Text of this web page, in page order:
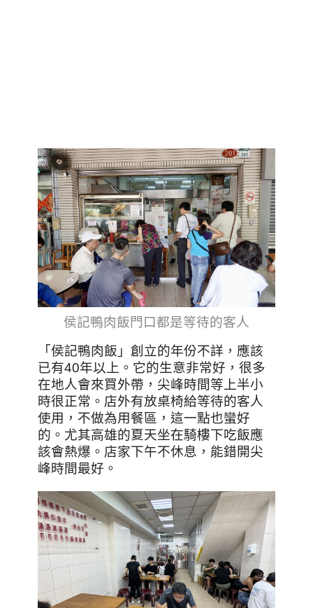
侯記鴨肉飯門口都是等待的客人
「侯記鴨肉飯」創立的年份不詳，應該
已有40年以上。它的生意非常好，很多
在地人會來買外帶，尖峰時間等上半小
時很正常。店外有放桌椅給等待的客人
使用，不做為用餐區，這一點也蠻好
的。尤其高雄的夏天坐在騎樓下吃飯應
該會熱爆。店家下午不休息，能錯開尖
峰時間最好。